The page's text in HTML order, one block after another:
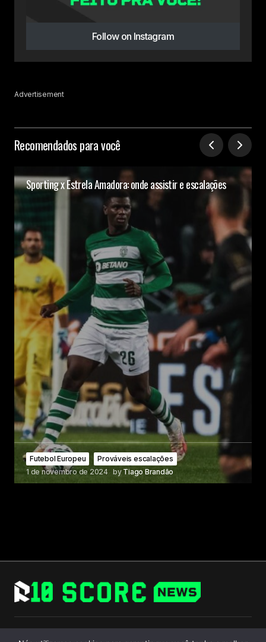
Follow on Instagram
Advertisement
Recomendados para você
Sporting x Estrela Amadora: onde assistir e escalações
Futebol Europeu
Prováveis escalações
1 de novembro de 2024 by Tiago Brandão
Follow Us